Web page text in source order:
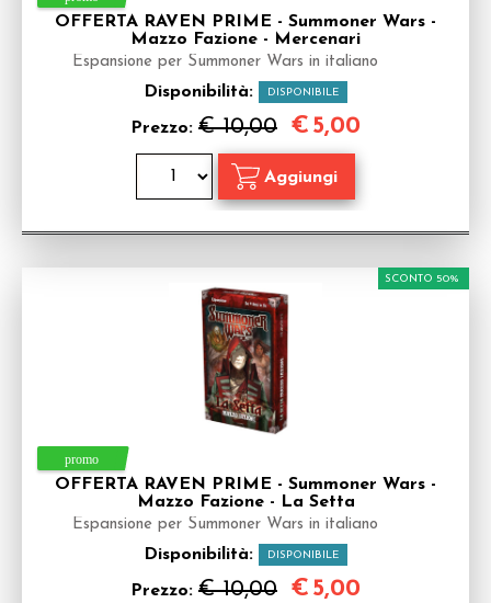
OFFERTA RAVEN PRIME - Summoner Wars -
Mazzo Fazione - Mercenari
Espansione per Summoner Wars in italiano
Disponibilità: DISPONIBILE
Prezzo: € 10,00 € 5,00
OFFERTA RAVEN PRIME - Summoner Wars -
Mazzo Fazione - La Setta
Espansione per Summoner Wars in italiano
Disponibilità: DISPONIBILE
Prezzo: € 10,00
SCONTO 50%
€ 5,00